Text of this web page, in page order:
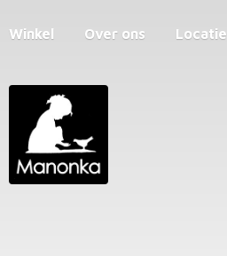
Winkel Over ons Locatie